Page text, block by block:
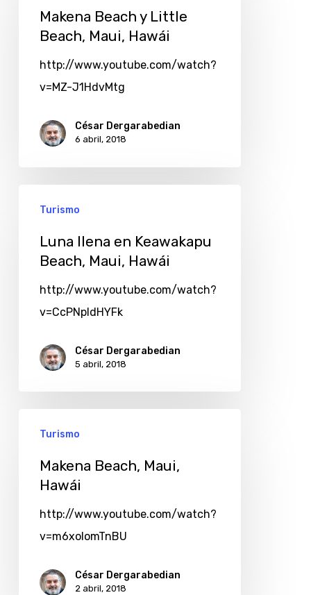
Makena Beach y Little
Beach, Maui, Hawái
http://www.youtube.com/watch?
v=MZ-J1HdvMtg
César Dergarabedian
6 abril, 2018
Turismo
Luna llena en Keawakapu
Beach, Maui, Hawái
http://www.youtube.com/watch?
v=CcPNpIdHYFk
César Dergarabedian
5 abril, 2018
Turismo
Makena Beach, Maui,
Hawái
http://www.youtube.com/watch?
v=m6xolomTnBU
César Dergarabedian
2 abril, 2018